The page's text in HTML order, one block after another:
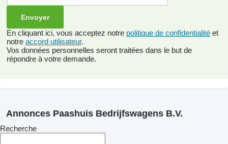
En cliquant ici, vous acceptez notre politique de confidentialité et
notre accord utilisateur.
Vos données personnelles seront traitées dans le but de
répondre à votre demande.
Annonces Paashuis Bedrijfswagens B.V.
Recherche